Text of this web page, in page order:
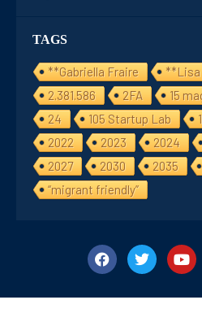
TAGS
**Gabriella Fraire **Lisa
2.381.586
2FA 15
24
105 Startup Lab
2022
2023 2024
2027
2030 2035
“migrant friendly”